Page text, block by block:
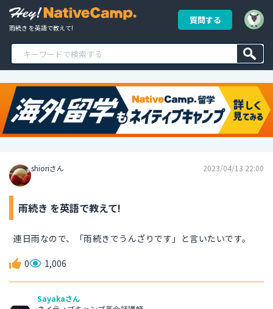
雨続き を英語で教えて!
質問する
shioriさん 2023/04/13 22:00
雨続き を英語で教えて!
連日雨なので、「雨続きでうんざりです」と言いたいです。
0 1,006
Sayakaさん